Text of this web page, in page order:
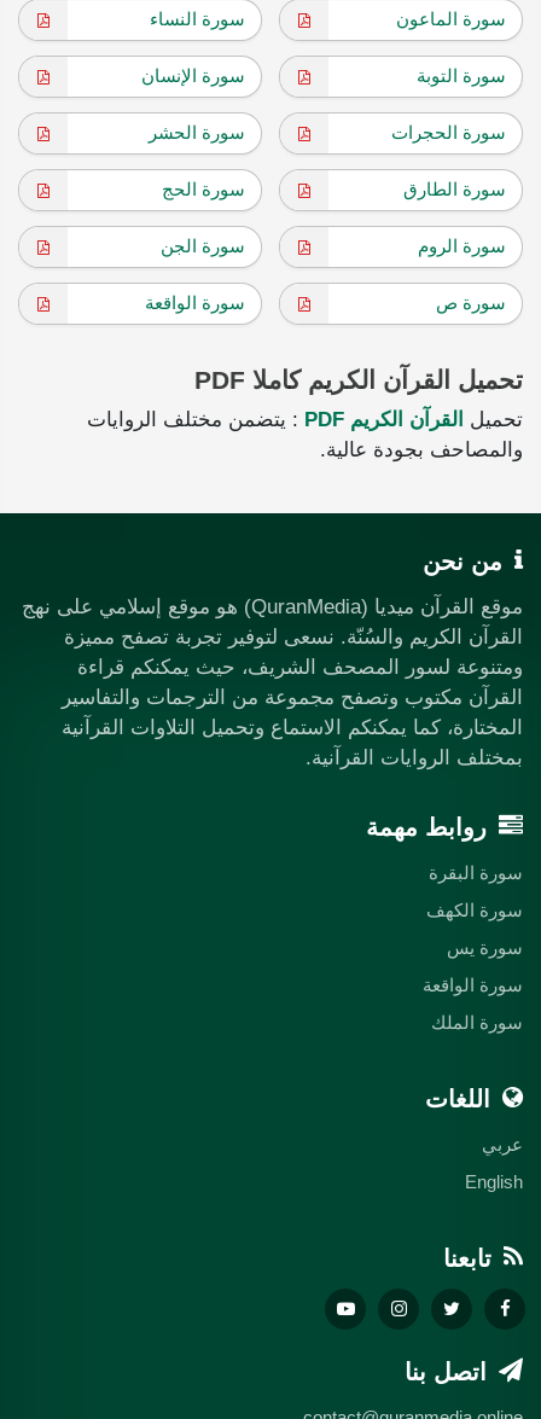
سورة الماعون سورة النساء
سورة التوبة سورة الإنسان
سورة الحجرات سورة الحشر
سورة الطارق سورة الحج
سورة الروم سورة الجن
سورة ص سورة الواقعة
تحميل القرآن الكريم كاملا PDF
تحميل القرآن الكريم PDF
: يتضمن مختلف الروايات
والمصاحف بجودة عالية.
من نحن
موقع القرآن ميديا (QuranMedia) هو موقع إسلامي على نهج
القرآن الكريم والسُنّة. نسعى لتوفير تجربة تصفح مميزة
ومتنوعة لسور المصحف الشريف، حيث يمكنكم قراءة
القرآن مكتوب وتصفح مجموعة من الترجمات والتفاسير
المختارة، كما يمكنكم الاستماع وتحميل التلاوات القرآنية
بمختلف الروايات القرآنية.
روابط مهمة
سورة البقرة
سورة الكهف
سورة يس
سورة الواقعة
سورة الملك
اللغات
عربي
English
تابعنا
اتصل بنا